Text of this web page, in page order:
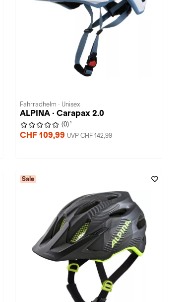
Fahrradhelm · Unisex
ALPINA · Carapax 2.0
(0) 1
CHF 109,99 UVP CHF 142,99
Sale